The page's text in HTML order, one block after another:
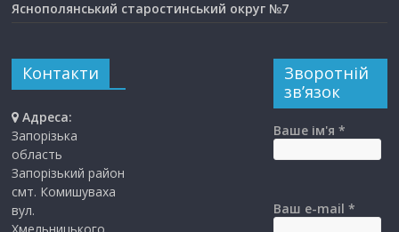
Яснополянський старостинський округ №7
Контакти
Адреса:
Запорізька
область
Запорізький район
смт. Комишуваха
вул.
Хмельницького
Зворотній
зв’язок
Ваше ім'я *
Ваш e-mail *